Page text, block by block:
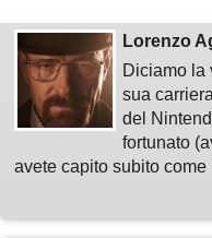
Lorenzo
Diciamo la
sua
del
fortunato
avete capito subito come